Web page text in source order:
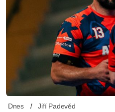
Dnes Jiří Padevěd